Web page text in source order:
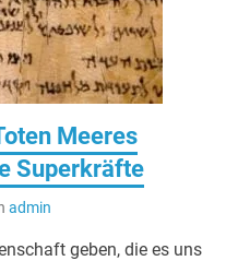
Meeres
Superkräfte
admin
geben, die es uns